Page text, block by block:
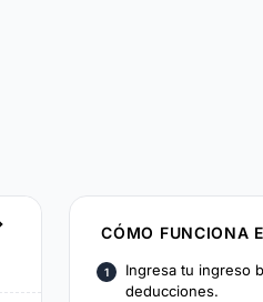
CÓMO FUNCIONA
Ingresa tu ingreso
deducciones.